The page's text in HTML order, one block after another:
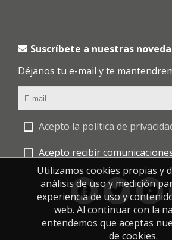
Suscríbete a nuestras
Déjanos tu e-mail y te
Acepto la política de
Acepto recibir
Utilizamos cookies propias y
análisis de uso y medición
experiencia de uso y
web. Al continuar con la
entendemos que aceptas
de cookies.